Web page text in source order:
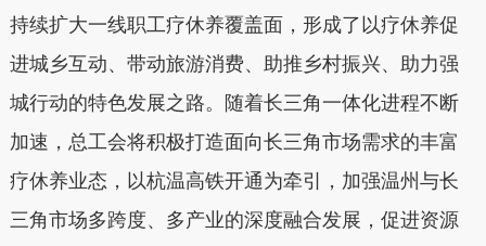
持续扩大一线职工疗休养覆盖面，形成了以疗休养促
进城乡互动、带动旅游消费、助推乡村振兴、助力强
城行动的特色发展之路。随着长三角一体化进程不断
加速，总工会将积极打造面向长三角市场需求的丰富
疗休养业态，以杭温高铁开通为牵引，加强温州与长
三角市场多跨度、多产业的深度融合发展，促进资源